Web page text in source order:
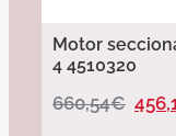
Motor
4 4510320
660,54€